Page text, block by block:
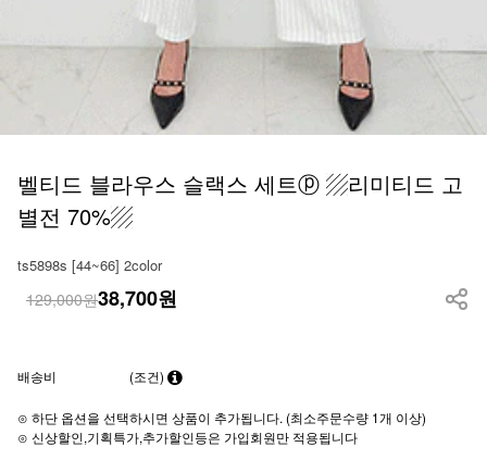
벨티드 블라우스 슬랙스 세트ⓟ ▨리미티드 고
별전 70%▨
ts5898s [44~66] 2color
129,000원38,700원
배송비 (조건)
⊙ 하단 옵션을 선택하시면 상품이 추가됩니다. (최소주문수량 1개 이상)
⊙ 신상할인,기획특가,추가할인등은 가입회원만 적용됩니다